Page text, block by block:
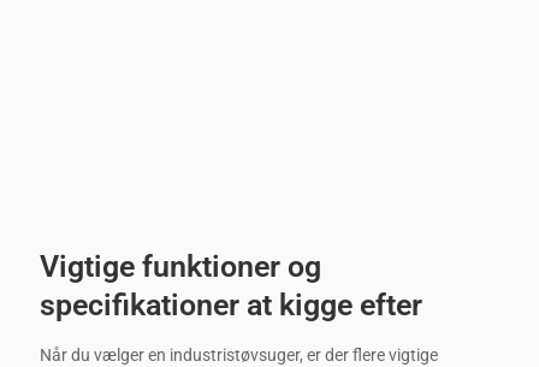
Vigtige funktioner og
specifikationer at kigge efter
Når du vælger en industristøvsuger, er der flere vigtige